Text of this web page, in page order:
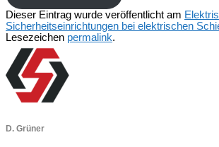
Dieser Eintrag wurde veröffentlicht am
Sicherheitseinrichtungen bei elektrischen
Lesezeichen permalink.
D. Grüner